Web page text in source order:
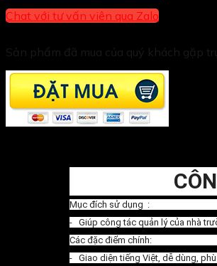
Chat với tư vấn viên qua Zalo
Sản phẩm đã mua của quý khách gặp
Mục đích sử dụng :
- Giúp công tác quản lý của nhà
Các đặc điểm chính:
- Giao diện tiếng Việt, dễ dùng,